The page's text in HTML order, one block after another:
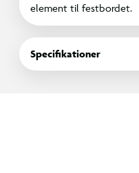
element til festbordet.
Specifikationer